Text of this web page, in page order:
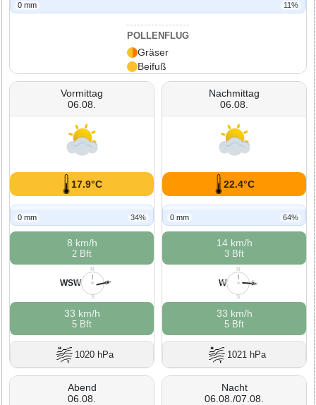
0 mm 11%
POLLENFLUG
Gräser
Beifuß
Vormittag
06.08.
17.9°C
0 mm 34%
8 km/h
2 Bft
N
O
S
W
WSW
33 km/h
5 Bft
1020 hPa
Nachmittag
06.08.
22.4°C
0 mm 64%
14 km/h
3 Bft
N
O
S
W
W
33 km/h
5 Bft
1021 hPa
Abend
06.08.
Nacht
06.08./07.08.